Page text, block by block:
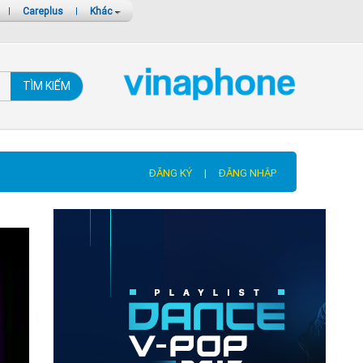
| Careplus | Khác
TÌM KIẾM
ĐĂNG KÝ | ĐĂNG NHẬP